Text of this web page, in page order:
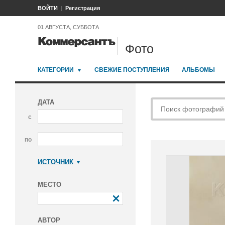
ВОЙТИ Регистрация
01 АВГУСТА, СУББОТА
Фото
КАТЕГОРИИ СВЕЖИЕ ПОСТУПЛЕНИЯ АЛЬБОМЫ
ДАТА
с
по
ИСТОЧНИК
МЕСТО
АВТОР